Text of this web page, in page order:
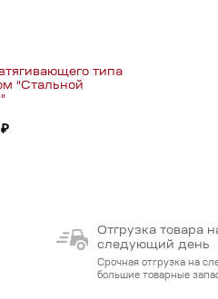
типа
"Стальной
Отгрузка товара
следующий день
Срочная отгрузка на
большие товарные